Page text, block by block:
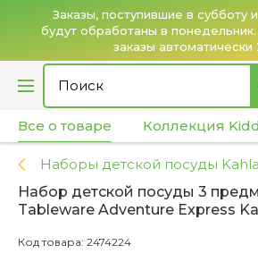
Заказы, поступившие в субботу
будут обработаны в
заказы автоматически
Все о товаре Коллекция
Наборы детской посуды Kahla
Набор детской посуды 3
Tableware Adventure Express
Код товара: 2474224